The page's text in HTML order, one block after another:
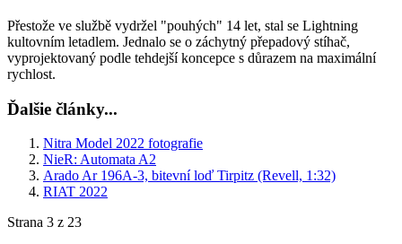
Přestože ve službě vydržel "pouhých" 14 let, stal se Lightning
kultovním letadlem. Jednalo se o záchytný přepadový stíhač,
vyprojektovaný podle tehdejší koncepce s důrazem na maximální
rychlost.
Ďalšie články...
Nitra Model 2022 fotografie
NieR: Automata A2
Arado Ar 196A-3, bitevní loď Tirpitz (Revell, 1:32)
RIAT 2022
Strana 3 z 23